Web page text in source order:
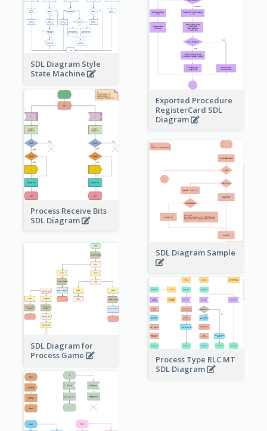
Exported Procedure
RegisterCard SDL
Diagram
SDL Diagram Style
State Machine
Process Receive Bits
SDL Diagram
SDL Diagram Sample
SDL Diagram for
Process Game
Process Type RLC MT
SDL Diagram